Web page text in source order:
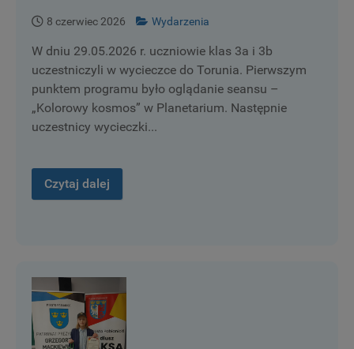
8 czerwiec 2026 Wydarzenia
W dniu 29.05.2026 r. uczniowie klas 3a i 3b
uczestniczyli w wycieczce do Torunia. Pierwszym
punktem programu było oglądanie seansu –
„Kolorowy kosmos” w Planetarium. Następnie
uczestnicy wycieczki...
Czytaj dalej